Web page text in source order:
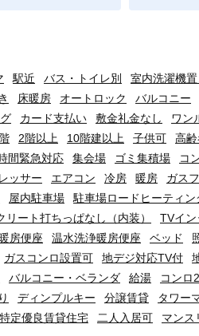
駅近 バス・トイレ別 室内洗濯機
床暖房 オートロック バルコニー
カード支払い 敷金礼金なし ワン
2階以上 10階建以上 子供可 高
間緊急対応 集会場 ゴミ集積場 コ
ッサー エアコン 冷房 暖房 ガス
屋内駐車場 駐車場ロードヒーティン
リート打ちっぱなし（内装） TVイン
房便座 温水洗浄暖房便座 ベッド
ガスコンロ設置可 地デジ対応TV付
バルコニー・ベランダ 給湯 コンロ
ディンプルキー 分譲賃貸 タワー
特定優良賃貸住宅 二人入居可 マンス